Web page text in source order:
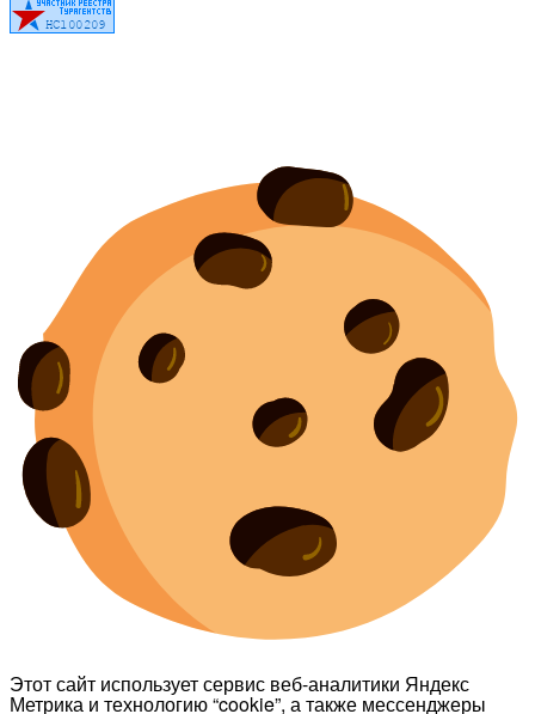
Этот сайт использует сервис веб-аналитики Яндекс
Метрика и технологию “cookie”, а также мессенджеры